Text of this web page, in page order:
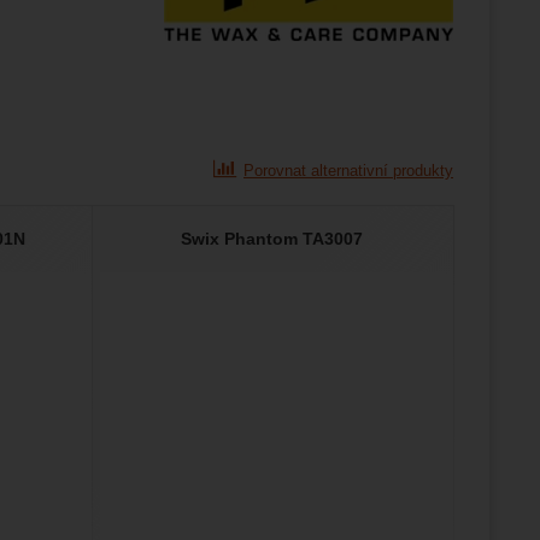
Porovnat alternativní produkty
Swix Phantom TA3007